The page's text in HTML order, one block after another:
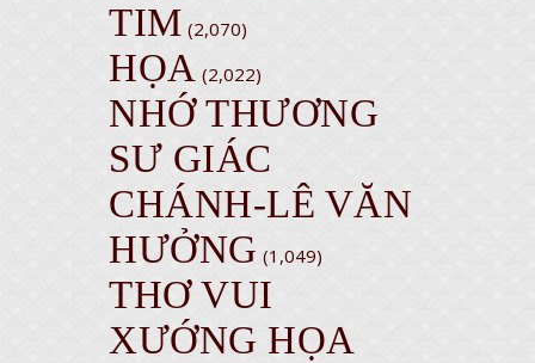
TIM (2,070)
HỌA (2,022)
NHỚ THƯƠNG
SƯ GIÁC
CHÁNH-LÊ VĂN
HƯỞNG (1,049)
THƠ VUI
XƯỚNG HỌA